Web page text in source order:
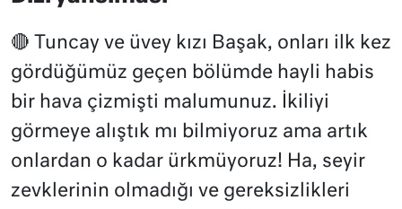
🔴 Tuncay ve üvey kızı Başak, onları ilk kez
gördüğümüz geçen bölümde hayli habis
bir hava çizmişti malumunuz. İkiliyi
görmeye alıştık mı bilmiyoruz ama artık
onlardan o kadar ürkmüyoruz! Ha, seyir
zevklerinin olmadığı ve gereksizlikleri